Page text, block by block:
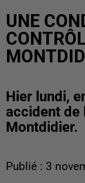
UNE
Hier lundi,
accident de
Montdidier.
Publié : 3